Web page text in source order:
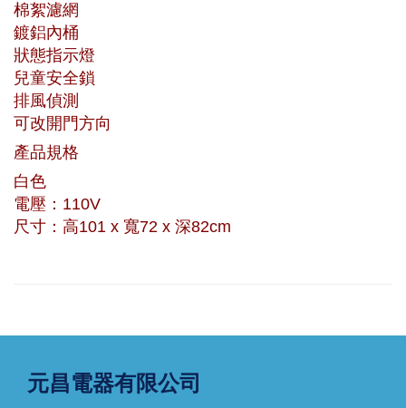
棉絮濾網
鍍鋁內桶
狀態指示燈
兒童安全鎖
排風偵測
可改開門方向
產品規格
白色
電壓：110V
尺寸：高101 x 寬72 x 深82cm
元昌電器有限公司